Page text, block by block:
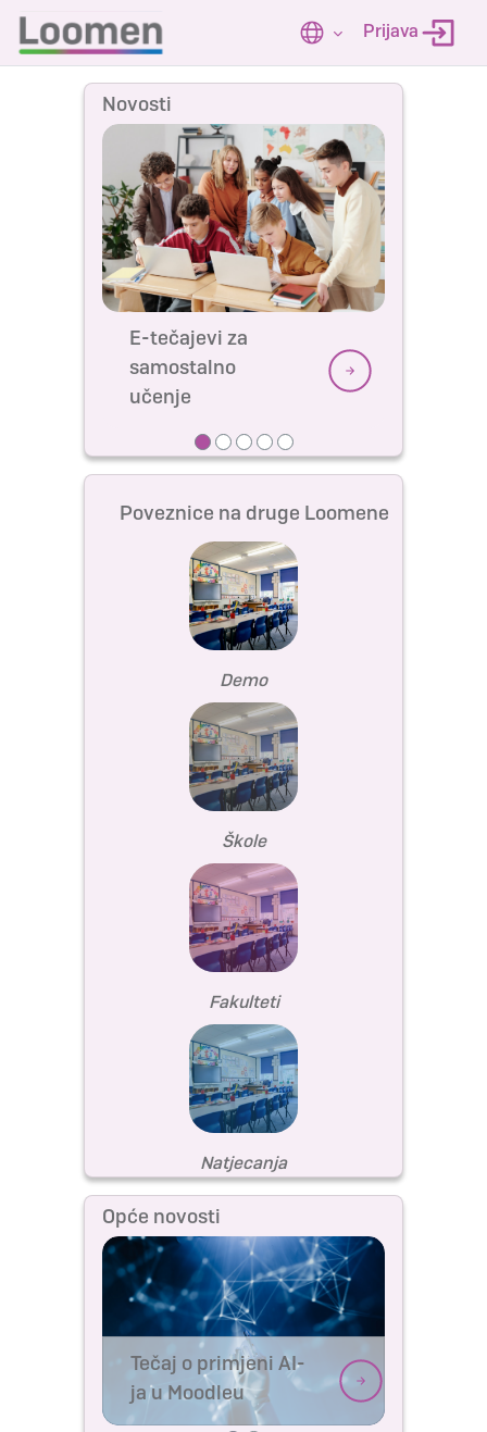
Preskoči na sadržaj
Prijava
Novosti
E-tečajevi za
samostalno
učenje
Poveznice na druge Loomene
Demo
Škole
Fakulteti
Natjecanja
Opće novosti
Tečaj o primjeni AI-
ja u Moodleu